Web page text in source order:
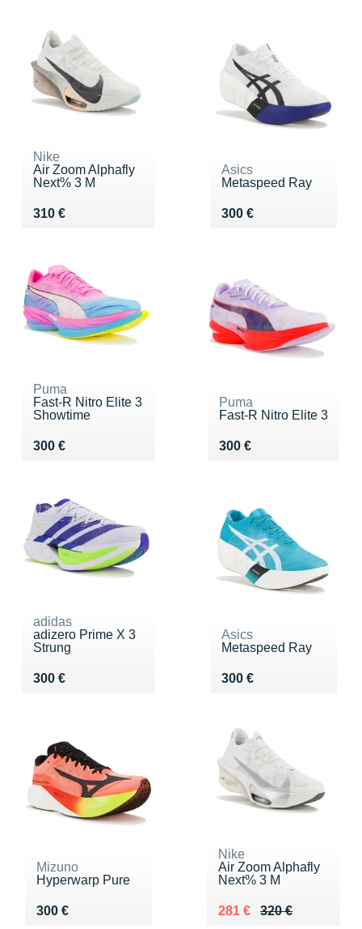
Nike
Air Zoom Alphafly
Next% 3 M
310 €
Vendu 310 €
Asics
Metaspeed Ray
300 €
Vendu 300 €
Puma
Fast-R Nitro Elite 3
Showtime
300 €
Vendu 300 €
Puma
Fast-R Nitro Elite 3
300 €
Vendu 300 €
adidas
adizero Prime X 3
Strung
300 €
Vendu 300 €
Asics
Metaspeed Ray
300 €
Vendu 300 €
Mizuno
Hyperwarp Pure
300 €
Vendu 300 €
Nike
Air Zoom Alphafly
Next% 3 M
320 €
Au lieu de 320 €
281 €
Vendu 281 €